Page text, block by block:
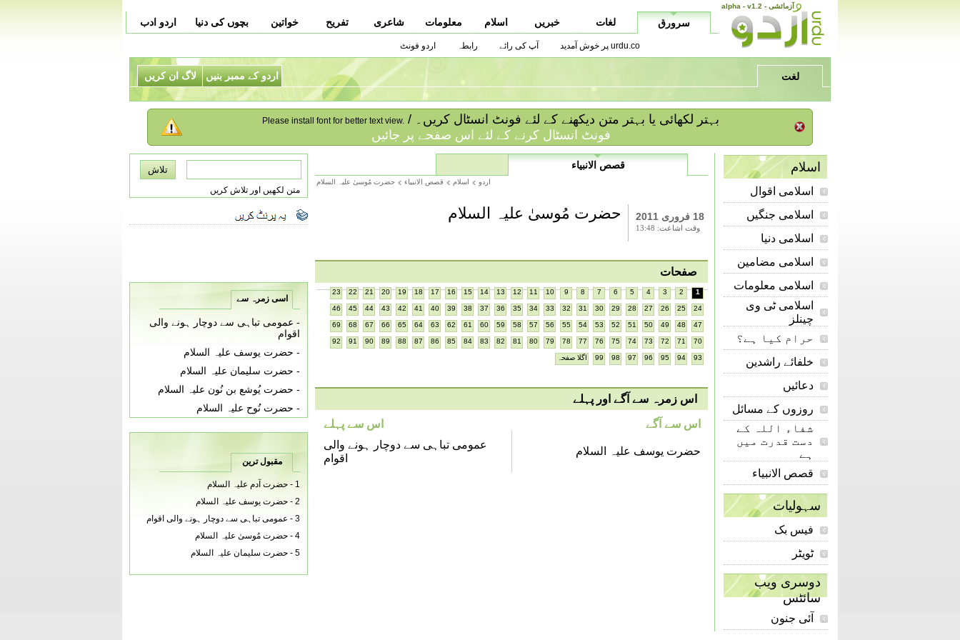
alpha - v1.2 - آزمائشی
سرورق لغات خبریں اسلام معلومات شاعری تفریح خواتین بچوں کی دنیا اردو ادب
urdu.co پر خوش آمدید آپ کی رائے رابطہ اردو فونٹ
لغت اردو کے ممبر بنیں لاگ ان کریں
Please install font for better text view.
/ بہتر لکھائی یا بہتر متن دیکھنے کے لئے فونٹ انسٹال کریں۔
فونٹ انسٹال کرنے کے لئے اس صفحے پر جائیں
اسلام
اسلامی اقوال
اسلامی جنگیں
اسلامی دنیا
اسلامی مضامین
اسلامی معلومات
اسلامی ٹی وی
چینلز
حرام کیا ہے؟
خلفائے راشدین
دعائیں
روزوں کے مسائل
شفاء اللہ کے
دست قدرت میں
ہے
قصص الانبیاء
سہولیات
فیس بک
ٹویٹر
دوسری ویب
سائٹس
آئی جنون
قصص الانبیاء
اردو اسلام قصص الانبیاء حضرت مُوسىٰ عليہ السلام
18 فروری 2011
وقت اشاعت: 13:48
حضرت مُوسىٰ علیہ السلام
صفحات
1
2
3
4
5
6
7
8
9
10
11
12
13
14
15
16
17
18
19
20
21
22
23
24
25
26
27
28
29
30
31
32
33
34
35
36
37
38
39
40
41
42
43
44
45
46
47
48
49
50
51
52
53
54
55
56
57
58
59
60
61
62
63
64
65
66
67
68
69
70
71
72
73
74
75
76
77
78
79
80
81
82
83
84
85
86
87
88
89
90
91
92
93
94
95
96
97
98
99 اگلا صفحہ
اس زمرہ سے آگے اور پہلے
اس سے آگے اس سے پہلے
حضرت یوسف علیہ السلام
عمومی تباہی سے دوچار ہونے والی
اقوام
متن لکھیں اور تلاش کریں
اسی زمرہ سے
- عمومی تباہی سے دوچار ہونے والی
اقوام
- حضرت یوسف علیہ السلام
- حضرت سلیمان علیہ السلام
- حضرت یُوشع بن نُون علیہ السلام
- حضرت نُوح علیہ السلام
مقبول ترین
1 -
حضرت آدم علیہ السلام
2 -
حضرت یوسف علیہ السلام
3 -
عمومی تباہی سے دوچار ہونے والی اقوام
4 -
حضرت مُوسىٰ علیہ السلام
5 -
حضرت سلیمان علیہ السلام